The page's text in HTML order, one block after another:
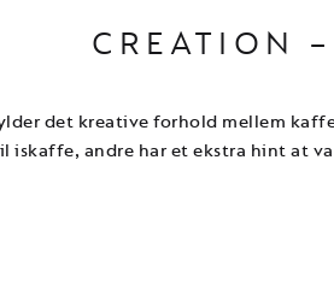
CREATION
det kreative forhold mellem
iskaffe, andre har et ekstra hint at